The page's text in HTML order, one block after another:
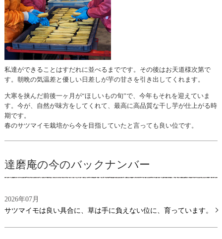
私達ができることはすだれに並べるまでです。その後はお天道様次第で
す。朝晩の気温差と優しい日差しが芋の甘さを引き出してくれます。
大寒を挟んだ前後一ヶ月が“ほしいもの旬”で、今年もそれを迎えていま
す。今が、自然が味方をしてくれて、最高に高品質な干し芋が仕上がる時
期です。
春のサツマイモ栽培から今を目指していたと言っても良い位です。
達磨庵の今のバックナンバー
2026年07月
サツマイモは良い具合に、草は手に負えない位に、育っています。